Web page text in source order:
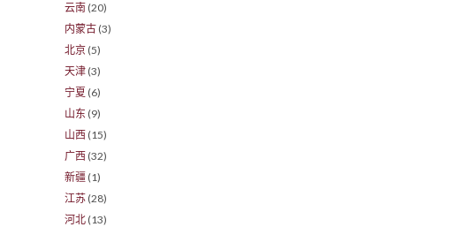
云南 (20)
内蒙古 (3)
北京 (5)
天津 (3)
宁夏 (6)
山东 (9)
山西 (15)
广西 (32)
新疆 (1)
江苏 (28)
河北 (13)